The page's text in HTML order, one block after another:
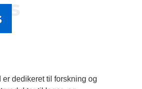
er dedikeret til forskning og